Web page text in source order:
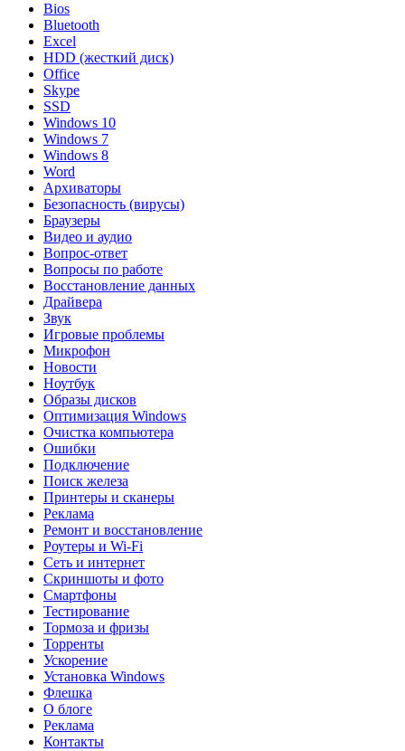
Bios
Bluetooth
Excel
HDD (жесткий диск)
Office
Skype
SSD
Windows 10
Windows 7
Windows 8
Word
Архиваторы
Безопасность (вирусы)
Браузеры
Видео и аудио
Вопрос-ответ
Вопросы по работе
Восстановление данных
Драйвера
Звук
Игровые проблемы
Микрофон
Новости
Ноутбук
Образы дисков
Оптимизация Windows
Очистка компьютера
Ошибки
Подключение
Поиск железа
Принтеры и сканеры
Реклама
Ремонт и восстановление
Роутеры и Wi-Fi
Сеть и интернет
Скриншоты и фото
Смартфоны
Тестирование
Тормоза и фризы
Торренты
Ускорение
Установка Windows
Флешка
О блоге
Реклама
Контакты